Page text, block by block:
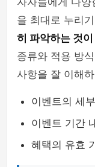
을 최대로 누리
히 파악하는 것
종류와 적용 방
사항을 잘 이해
이벤트의 세
이벤트 기간
혜택의 유효